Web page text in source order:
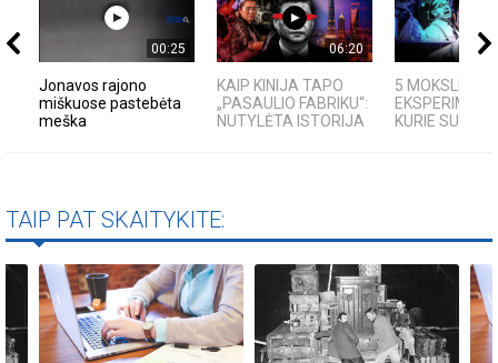
00:25
Jonavos rajono
miškuose pastebėta
meška
06:20
KAIP KINIJA TAPO
„PASAULIO FABRIKU“:
NUTYLĖTA ISTORIJA
5 MOKSLINIAI
KURIE
TAIP PAT SKAITYKITE: